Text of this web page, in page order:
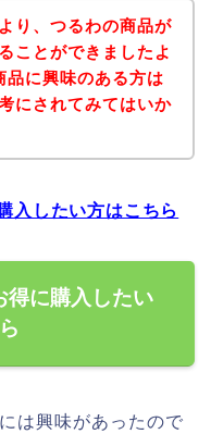
り、つるわの商品が
ことができましたよ
品に興味のある方は
にされてみてはいか
入したい方はこちら
得に購入したい
は興味があったので